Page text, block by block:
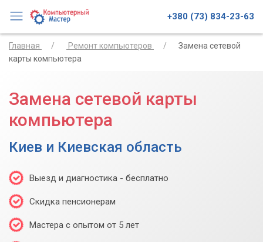
+380 (73) 834-23-63
Главная Ремонт компьютеров
Замена сетевой
карты компьютера
Замена сетевой карты
компьютера
Киев и Киевская область
Выезд и диагностика - бесплатно
Скидка пенсионерам
Мастера с опытом от 5 лет